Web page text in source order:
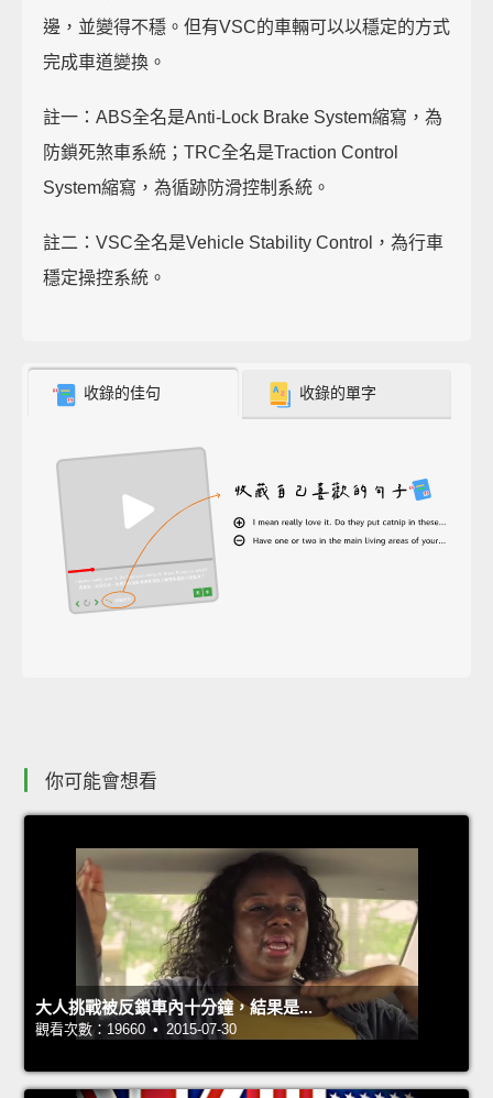
邊，並變得不穩。但有VSC的車輛可以以穩定的方式
完成車道變換。
註一：ABS全名是Anti-Lock Brake System縮寫，為
防鎖死煞車系統；TRC全名是Traction Control
System縮寫，為循跡防滑控制系統。
註二：VSC全名是Vehicle Stability Control，為行車
穩定操控系統。
收錄的佳句 收錄的單字
你可能會想看
大人挑戰被反鎖車內十分鐘，結果是...
觀看次數：19660 • 2015-07-30